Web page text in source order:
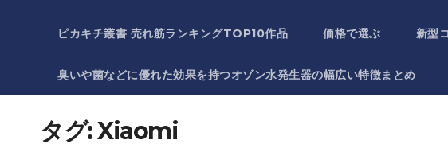
ピカキチ叢書 売れ筋ランキングTOP10作品 価格で選ぶ 新型
臭いや菌などに優れた効果を持つオゾン水発生器の幅広い特徴まとめ
タグ:Xiaomi